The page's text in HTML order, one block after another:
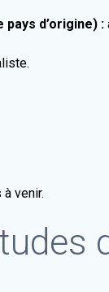
d’origine) :
venir.